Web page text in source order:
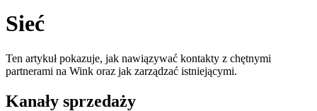
Sieć
Ten artykuł pokazuje, jak nawiązywać kontakty z chętnymi
partnerami na Wink oraz jak zarządzać istniejącymi.
Kanały sprzedaży